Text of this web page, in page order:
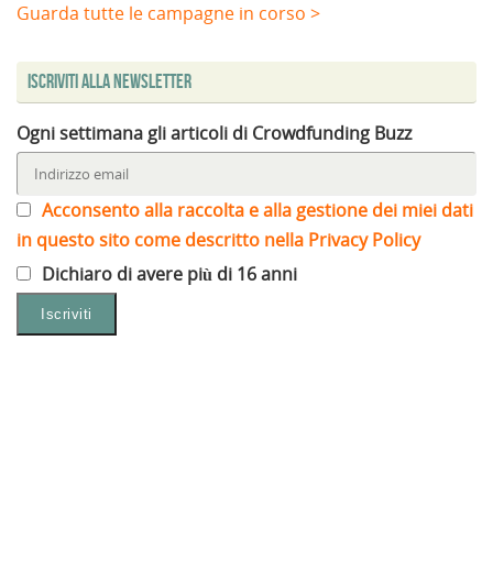
Guarda tutte le campagne in corso >
Iscriviti alla Newsletter
Ogni settimana gli articoli di Crowdfunding Buzz
Acconsento alla raccolta e alla gestione dei miei dati
in questo sito come descritto nella Privacy Policy
Dichiaro di avere più di 16 anni